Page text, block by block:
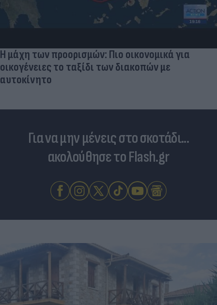
Η μάχη των προορισμών: Πιο οικονομικά για
οικογένειες το ταξίδι των διακοπών με
αυτοκίνητο
Για να μην μένεις στο σκοτάδι...
ακολούθησε το Flash.gr